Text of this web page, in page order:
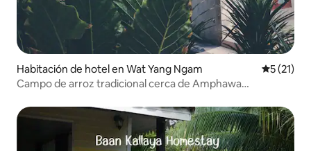
Habitación de hotel en Wat Yang Ngam
5 (21)
Campo de arroz tradicional cerca de Amphawa